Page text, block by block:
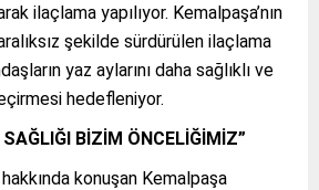
ilaçlama yapılıyor. Kemalpaşa’nın
şekilde sürdürülen ilaçlama
yaz aylarını daha sağlıklı ve
hedefleniyor.
BİZİM ÖNCELİĞİMİZ”
konuşan Kemalpaşa